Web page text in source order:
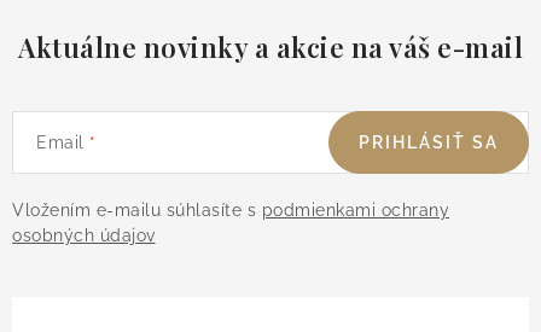
Aktuálne novinky a akcie na váš e-mail
Email
Vložením e-mailu súhlasíte s podmienkami ochrany
osobných údajov
PRIHLÁSIŤ SA